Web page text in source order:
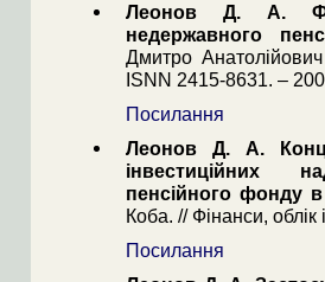
Леонов Д. А.
недержавного
Дмитро
ISNN 2415-8631. –
Посилання
Леонов Д. А.
інвестиційних
пенсійного фонду в
Коба. // Фінанси,
Посилання